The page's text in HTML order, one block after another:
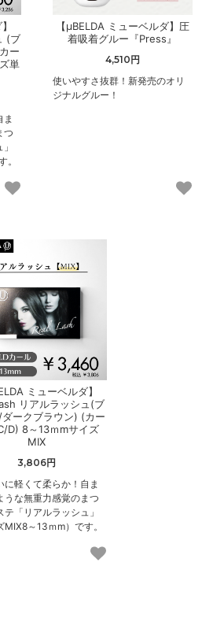
(ブ
ー
単
つ
。
【μBELDA ミューベルダ】圧
着吸着グルー『Press』
4,510円
使いやすさ抜群！新発売のオリ
ジナルグルー！
ミューベルダ】
リアルラッシュ(ブ
ークブラウン) (カー
D) 8～13ｍmサイズ
MIX
3,806円
に軽くて柔らか！自ま
うな無重力感覚のまつ
テ「リアルラッシュ」
MIX8～13ｍm）です。